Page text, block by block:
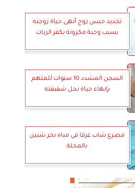
تجديد حبس زوج أنهى حياة زوجته
بسبب وجبة مكرونة بكفر الزيات
السجن المشدد 10 سنوات للمتهم
بإنهاء حياة نجل شقيقته
مصرع شاب غرقا في مياه بحر شبين
بالمحلة